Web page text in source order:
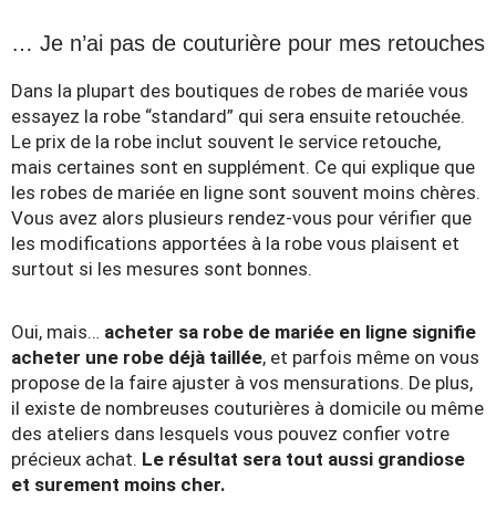
… Je n’ai pas de couturière pour mes retouches
Dans la plupart des boutiques de robes de mariée vous
essayez la robe “standard” qui sera ensuite retouchée.
Le prix de la robe inclut souvent le service retouche,
mais certaines sont en supplément. Ce qui explique que
les robes de mariée en ligne sont souvent moins chères.
Vous avez alors plusieurs rendez-vous pour vérifier que
les modifications apportées à la robe vous plaisent et
surtout si les mesures sont bonnes.
Oui, mais… acheter sa robe de mariée en ligne signifie
acheter une robe déjà taillée, et parfois même on vous
propose de la faire ajuster à vos mensurations. De plus,
il existe de nombreuses couturières à domicile ou même
des ateliers dans lesquels vous pouvez confier votre
précieux achat. Le résultat sera tout aussi grandiose
et surement moins cher.